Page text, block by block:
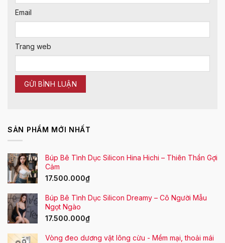
Email
Trang web
SẢN PHẨM MỚI NHẤT
Búp Bê Tình Dục Silicon Hina Hichi – Thiên Thần Gợi
Cảm
17.500.000₫
Búp Bê Tình Dục Silicon Dreamy – Cô Người Mẫu
Ngọt Ngào
17.500.000₫
Vòng đeo dương vật lông cừu - Mềm mại, thoải mái